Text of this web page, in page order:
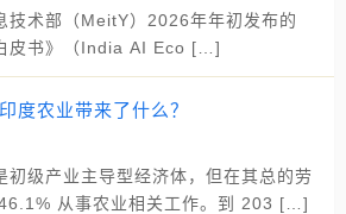
技术部（MeitY）2026年年初发布的
皮书》（India AI Eco […]
度农业带来了什么？
初级产业主导型经济体，但在其总的劳
从事农业相关工作。到 203 […]